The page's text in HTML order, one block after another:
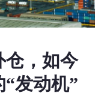
仓，如今
发动机”